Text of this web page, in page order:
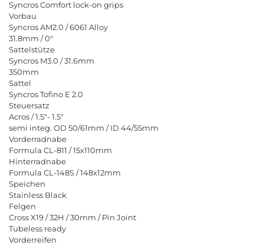
Syncros Comfort lock-on grips
Vorbau
Syncros AM2.0 / 6061 Alloy
31.8mm / 0°
Sattelstütze
Syncros M3.0 / 31.6mm
350mm
Sattel
Syncros Tofino E 2.0
Steuersatz
Acros / 1.5"- 1.5"
semi integ. OD 50/61mm / ID 44/55mm
Vorderradnabe
Formula CL-811 / 15x110mm
Hinterradnabe
Formula CL-148S / 148x12mm
Speichen
Stainless Black
Felgen
Cross X19 / 32H / 30mm / Pin Joint
Tubeless ready
Vorderreifen